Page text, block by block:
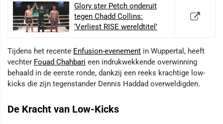
Glory ster Petch onderuit
tegen Chadd Collins:
‘Verliest RISE wereldtitel’
Tijdens het recente Enfusion-evenement in Wuppertal, heeft
vechter Fouad Chahbari een indrukwekkende overwinning
behaald in de eerste ronde, dankzij een reeks krachtige low-
kicks die zijn tegenstander Dennis Haddad overweldigden.
De Kracht van Low-Kicks